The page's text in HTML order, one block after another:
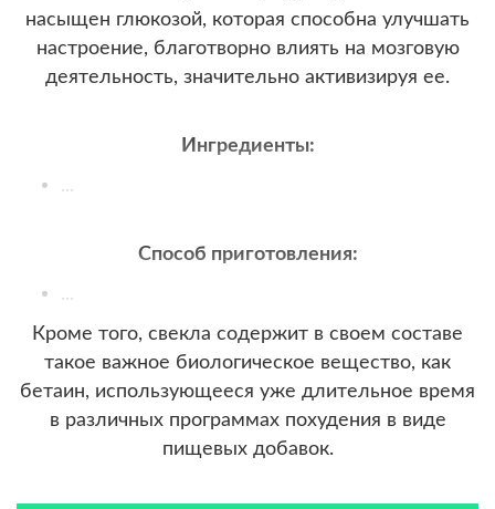
насыщен глюкозой, которая способна улучшать
настроение, благотворно влиять на мозговую
деятельность, значительно активизируя ее.
Ингредиенты:
...
Способ приготовления:
...
Кроме того, свекла содержит в своем составе
такое важное биологическое вещество, как
бетаин, использующееся уже длительное время
в различных программах похудения в виде
пищевых добавок.